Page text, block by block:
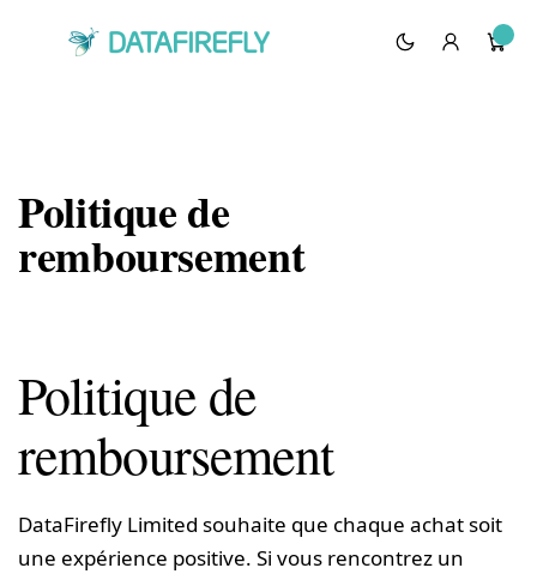
Politique de
remboursement
Politique de
remboursement
DataFirefly Limited souhaite que chaque achat soit
une expérience positive. Si vous rencontrez un